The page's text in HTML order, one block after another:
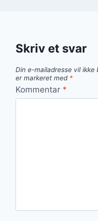
Skriv et svar
Din e-mailadresse vil ikke
er markeret med *
Kommentar *